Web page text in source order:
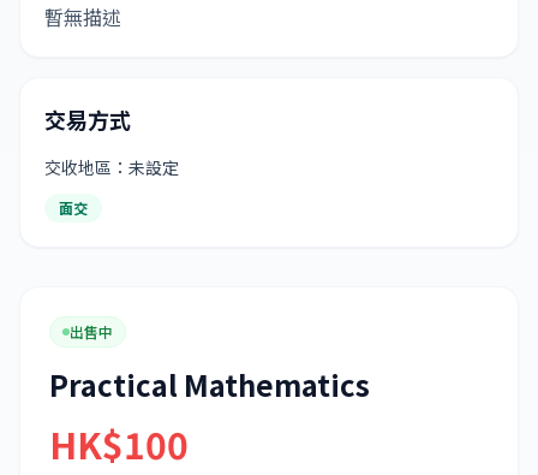
暫無描述
交易方式
交收地區：未設定
面交
出售中
Practical Mathematics
HK$100